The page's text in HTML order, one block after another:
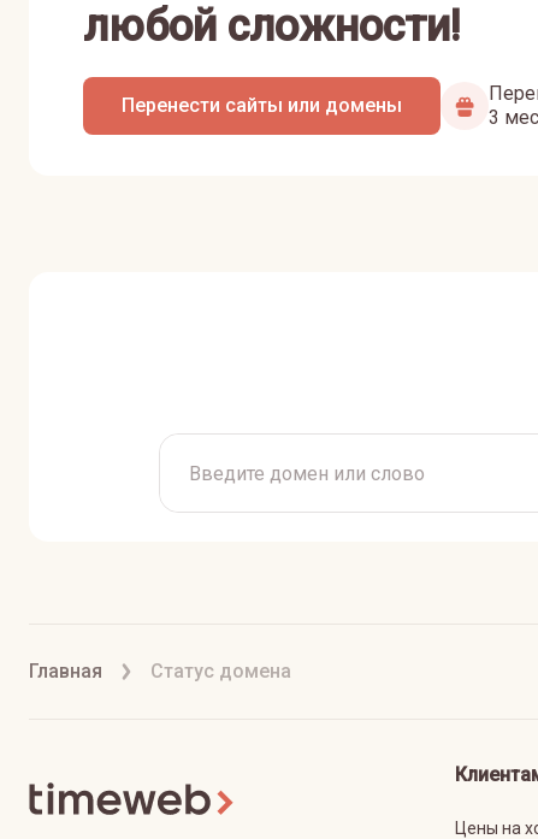
любой сложности!
Перенести сайты или домены
3
Главная Статус домена
Цены на